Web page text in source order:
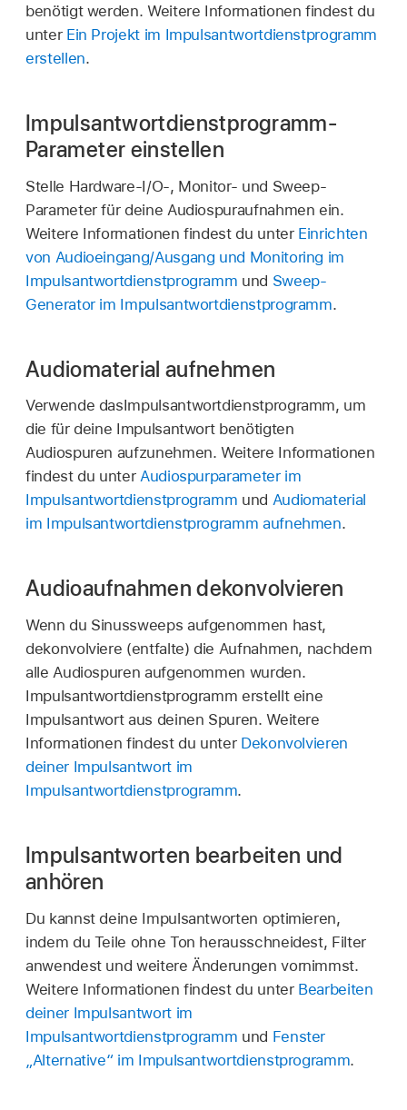
benötigt werden. Weitere Informationen findest du
unter Ein Projekt im Impulsantwortdienstprogramm
erstellen.
Impulsantwortdienstprogramm-
Parameter einstellen
Stelle Hardware-I/O-, Monitor- und Sweep-
Parameter für deine Audiospuraufnahmen ein.
Weitere Informationen findest du unter Einrichten
von Audioeingang/Ausgang und Monitoring im
Impulsantwortdienstprogramm und Sweep-
Generator im Impulsantwortdienstprogramm.
Audiomaterial aufnehmen
Verwende dasImpulsantwortdienstprogramm, um
die für deine Impulsantwort benötigten
Audiospuren aufzunehmen. Weitere Informationen
findest du unter Audiospurparameter im
Impulsantwortdienstprogramm und Audiomaterial
im Impulsantwortdienstprogramm aufnehmen.
Audioaufnahmen dekonvolvieren
Wenn du Sinussweeps aufgenommen hast,
dekonvolviere (entfalte) die Aufnahmen, nachdem
alle Audiospuren aufgenommen wurden.
Impulsantwortdienstprogramm erstellt eine
Impulsantwort aus deinen Spuren. Weitere
Informationen findest du unter Dekonvolvieren
deiner Impulsantwort im
Impulsantwortdienstprogramm.
Impulsantworten bearbeiten und
anhören
Du kannst deine Impulsantworten optimieren,
indem du Teile ohne Ton herausschneidest, Filter
anwendest und weitere Änderungen vornimmst.
Weitere Informationen findest du unter Bearbeiten
deiner Impulsantwort im
Impulsantwortdienstprogramm und Fenster
„Alternative“ im Impulsantwortdienstprogramm.